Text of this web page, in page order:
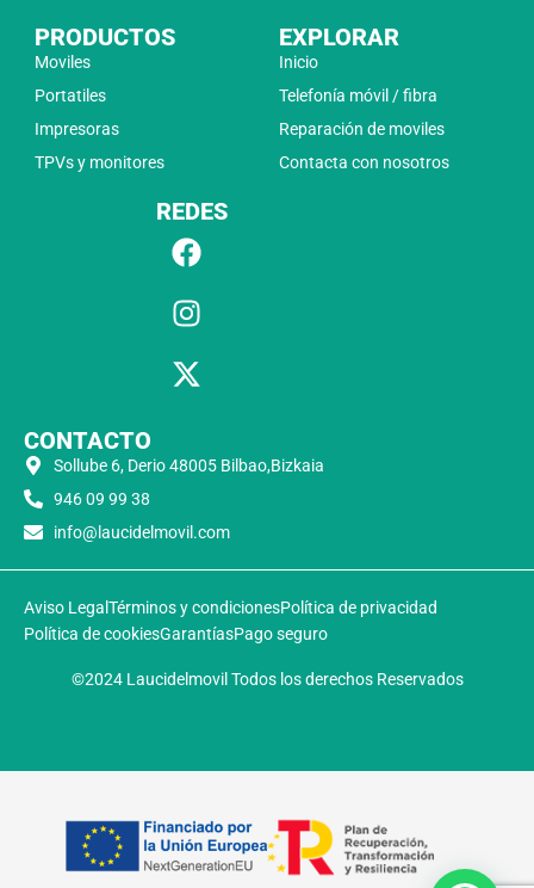
PRODUCTOS
Moviles
Portatiles
Impresoras
TPVs y monitores
EXPLORAR
Inicio
Telefonía móvil / fibra
Reparación de moviles
Contacta con nosotros
REDES
CONTACTO
Sollube 6, Derio 48005 Bilbao,Bizkaia
946 09 99 38
info@laucidelmovil.com
Aviso Legal Términos y condicionesPolítica de privacidad
Política de cookiesGarantíasPago seguro
©2024 Laucidelmovil Todos los derechos Reservados